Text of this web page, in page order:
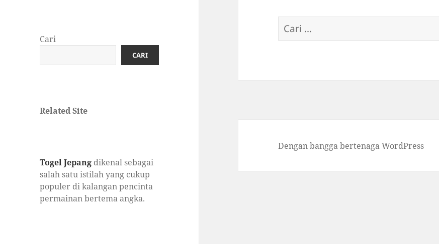
Cari
CARI
Related Site
Togel Jepang dikenal sebagai
salah satu istilah yang cukup
populer di kalangan pencinta
permainan bertema angka.
Cari
untuk:
Dengan bangga bertenaga WordPress